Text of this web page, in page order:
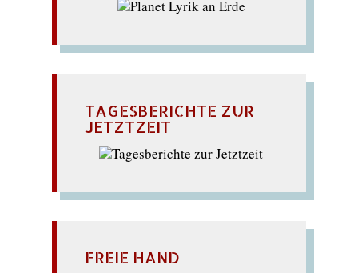
TAGESBERICHTE ZUR
JETZTZEIT
FREIE HAND